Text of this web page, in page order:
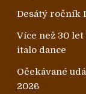
Desátý ročník
Více než 30
italo dance
Očekávané
2026